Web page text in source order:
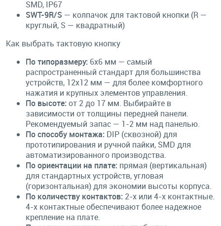
SMD, IP67
SWT-9R/S — колпачок для тактовой кнопки (R —
круглый, S — квадратный)
Как выбрать тактовую кнопку
По типоразмеру: 6x6 мм — самый
распространенный стандарт для большинства
устройств, 12x12 мм — для более комфортного
нажатия и крупных элементов управления.
По высоте: от 2 до 17 мм. Выбирайте в
зависимости от толщины передней панели.
Рекомендуемый запас — 1-2 мм над панелью.
По способу монтажа: DIP (сквозной) для
прототипирования и ручной пайки, SMD для
автоматизированного производства.
По ориентации на плате: прямая (вертикальная)
для стандартных устройств, угловая
(горизонтальная) для экономии высоты корпуса.
По количеству контактов: 2-х или 4-х контактные.
4-х контактные обеспечивают более надежное
крепление на плате.